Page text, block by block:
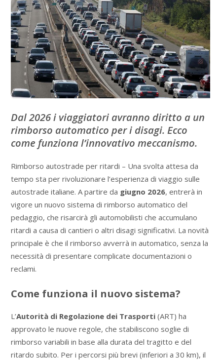
Dal 2026 i viaggiatori avranno diritto a un
rimborso automatico per i disagi. Ecco
come funziona l’innovativo meccanismo.
Rimborso autostrade per ritardi – Una svolta attesa da
tempo sta per rivoluzionare l’esperienza di viaggio sulle
autostrade italiane. A partire da giugno 2026, entrerà in
vigore un nuovo sistema di rimborso automatico del
pedaggio, che risarcirà gli automobilisti che accumulano
ritardi a causa di cantieri o altri disagi significativi. La novità
principale è che il rimborso avverrà in automatico, senza la
necessità di presentare complicate documentazioni o
reclami.
Come funziona il nuovo sistema?
L’Autorità di Regolazione dei Trasporti(ART) ha
approvato le nuove regole, che stabiliscono soglie di
rimborso variabili in base alla durata del tragitto e del
ritardo subito. Per i percorsi più brevi (inferiori a 30 km), il